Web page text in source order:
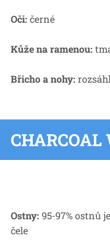
Oči: černé
Kůže na ramenou:
Břicho a nohy:
Ostny: 95-97% ostnů
čele